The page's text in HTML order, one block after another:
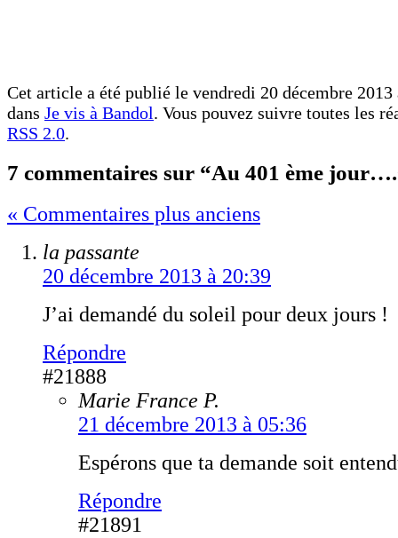
Cet article a été publié le vendredi 20 décembre 2013
dans Je vis à Bandol. Vous pouvez suivre toutes les
RSS 2.0.
7 commentaires sur “Au 401 ème
« Commentaires plus anciens
la passante
20 décembre 2013 à 20:39
J’ai demandé du soleil pour deux jours !
Répondre
#21888
Marie France P.
21 décembre 2013 à 05:36
Espérons que ta demande soit
Répondre
#21891